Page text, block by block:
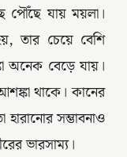
যায় ময়লা।
তার চেয়ে বেশি
অনেক বেড়ে যায়।
থাকে। কানের
সম্ভাবনাও
ভারসাম্য।